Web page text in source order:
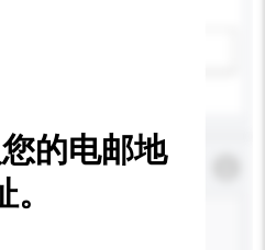
*必须填写
的电邮地
。